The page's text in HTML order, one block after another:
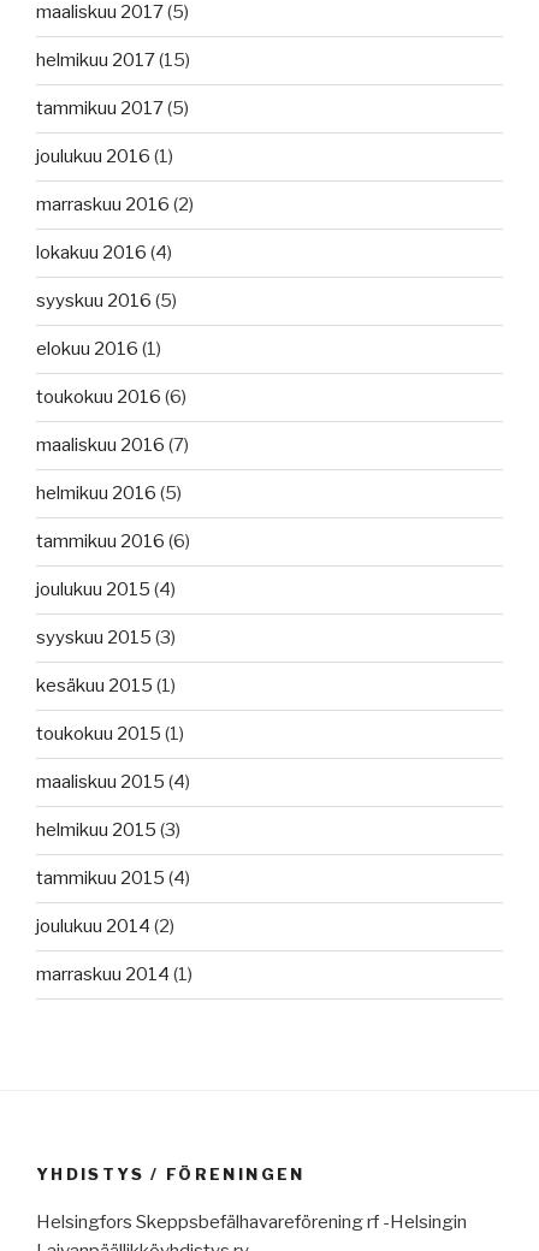
maaliskuu 2017(5)
helmikuu 2017(15)
tammikuu 2017(5)
joulukuu 2016 (1)
marraskuu 2016 (2)
lokakuu 2016 (4)
syyskuu 2016 (5)
elokuu 2016 (1)
toukokuu 2016 (6)
maaliskuu 2016 (7)
helmikuu 2016 (5)
tammikuu 2016 (6)
joulukuu 2015 (4)
syyskuu 2015 (3)
kesäkuu 2015 (1)
toukokuu 2015 (1)
maaliskuu 2015 (4)
helmikuu 2015 (3)
tammikuu 2015 (4)
joulukuu 2014 (2)
marraskuu 2014 (1)
YHDISTYS / FÖRENINGEN
Helsingfors Skeppsbefälhavareförening rf -Helsingin